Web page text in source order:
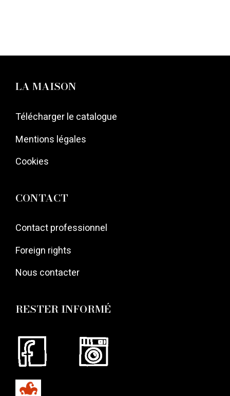
LA MAISON
Télécharger le catalogue
Mentions légales
Cookies
CONTACT
Contact professionnel
Foreign rights
Nous contacter
RESTER INFORMÉ